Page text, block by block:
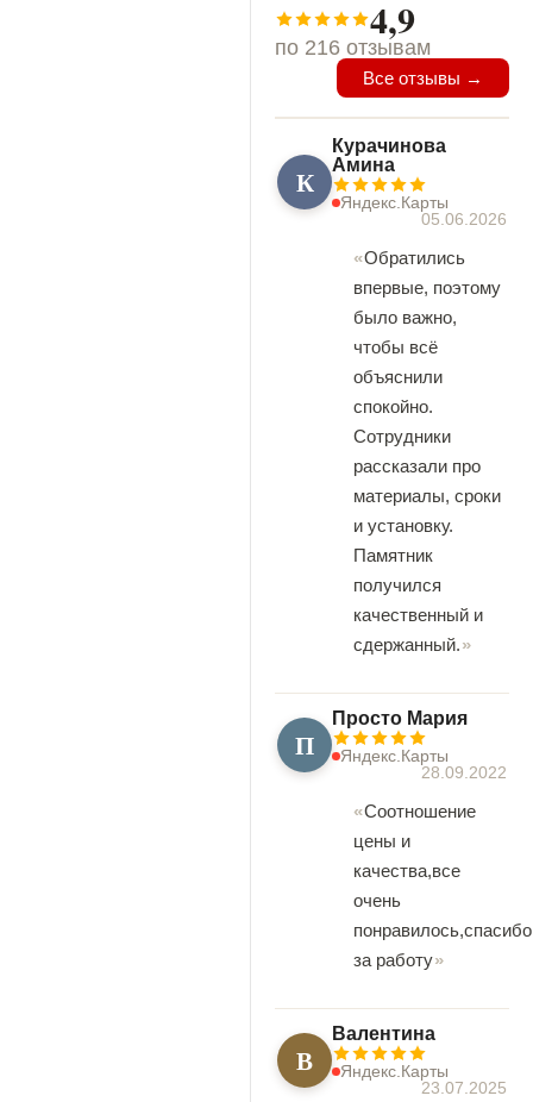
4,9
по 216 отзывам
Все отзывы →
К
Курачинова
Амина
Яндекс.Карты
05.06.2026
Обратились
впервые, поэтому
было важно,
чтобы всё
объяснили
спокойно.
Сотрудники
рассказали про
материалы, сроки
и установку.
Памятник
получился
качественный и
сдержанный.
П
Просто Мария
Яндекс.Карты
28.09.2022
Соотношение
цены и
качества,все
очень
понравилось,спасибо
за работу
В
Валентина
Яндекс.Карты
23.07.2025